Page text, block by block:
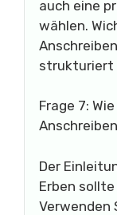
auch eine
wählen.
strukturiert
Frage 7:
Der
Erben
Verwenden